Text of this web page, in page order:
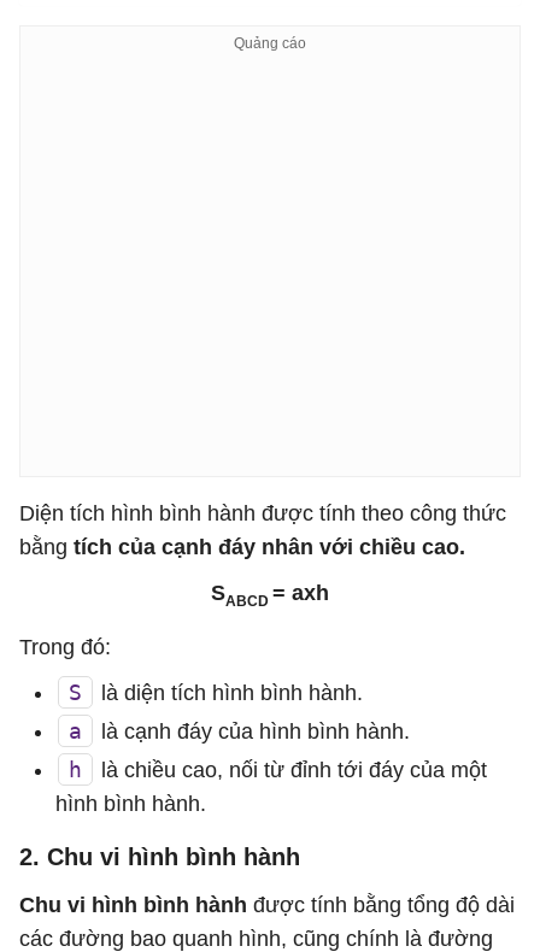
Diện tích hình bình hành được tính theo công thức
bằng tích của cạnh đáy nhân với chiều cao.
SABCD = axh
Trong đó:
S là diện tích hình bình hành.
a là cạnh đáy của hình bình hành.
h
là chiều cao, nối từ đỉnh tới đáy của một
hình bình hành.
2. Chu vi hình bình hành
Chu vi hình bình hành được tính bằng tổng độ dài
các đường bao quanh hình, cũng chính là đường